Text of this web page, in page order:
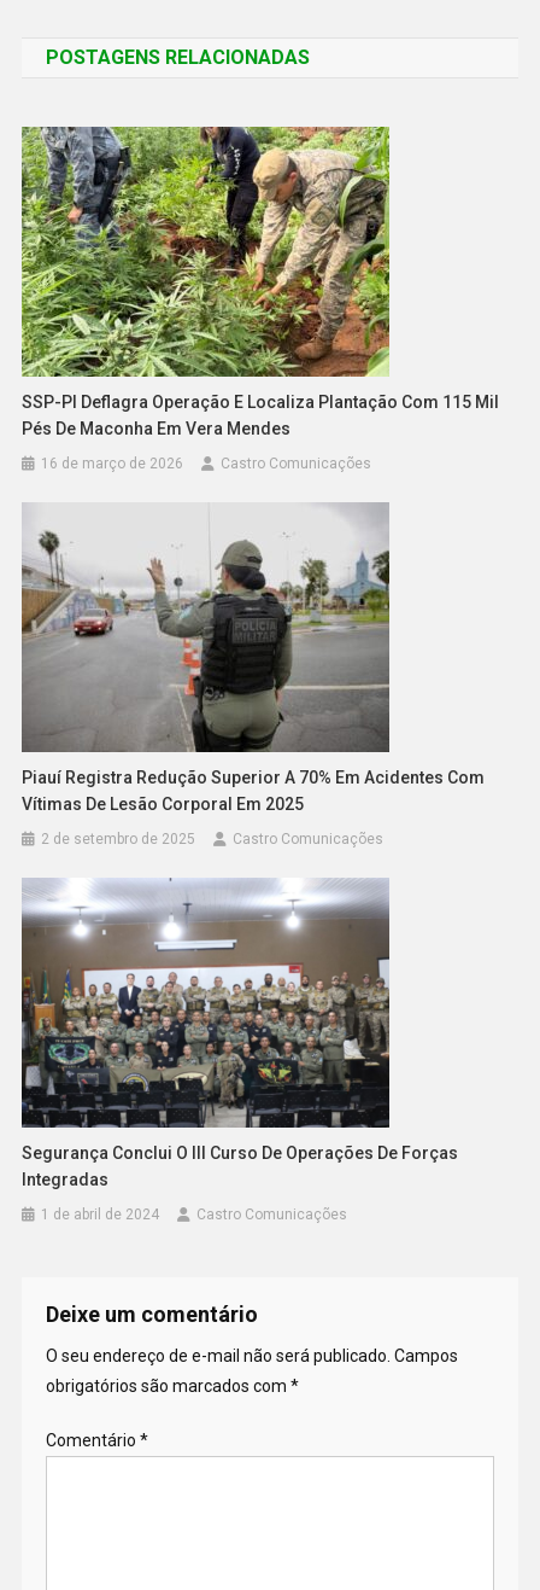
POSTAGENS RELACIONADAS
SSP-PI Deflagra Operação E Localiza Plantação Com 115 Mil
Pés De Maconha Em Vera Mendes
16 de março de 2026 Castro Comunicações
Piauí Registra Redução Superior A 70% Em Acidentes Com
Vítimas De Lesão Corporal Em 2025
2 de setembro de 2025 Castro Comunicações
Segurança Conclui O III Curso De Operações De Forças
Integradas
1 de abril de 2024 Castro Comunicações
Deixe um comentário
O seu endereço de e-mail não será publicado. Campos
obrigatórios são marcados com *
Comentário *